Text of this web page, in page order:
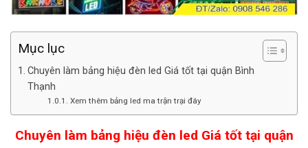
Mục lục
Chuyên làm bảng hiệu đèn led Giá tốt tại quận Bình
Thạnh
Xem thêm bảng led ma trận trại đây
Chuyên làm bảng hiệu đèn led Giá tốt tại quận